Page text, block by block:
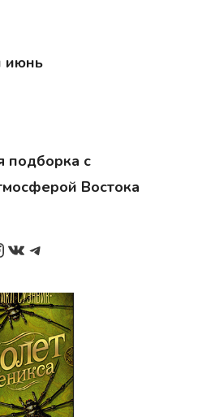
июнь
подборка с
Востока
ВКонтакте
Telegram